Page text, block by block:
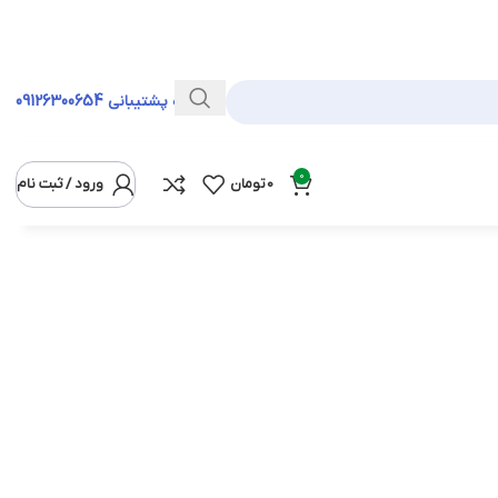
خط ویژه پشتیبانی 09126300654
0
0تومان ورود / ثبت نام